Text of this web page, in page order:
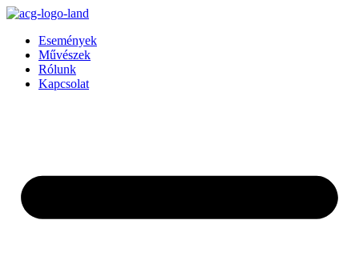
Ugrás
tartalomhozEsemények
Művészek
Rólunk
Kapcsolat